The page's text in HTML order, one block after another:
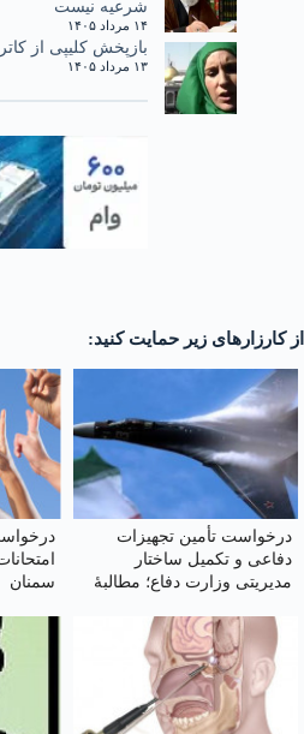
شرعیه نیست
۱۴ مرداد ۱۴۰۵
بازپخش کلیپی از
۱۳ مرداد ۱۴۰۵
از کارزارهای زیر حمایت کنید:
درخواست تأمین تجهیزات
دفاعی و تکمیل ساختار
مدیریتی وزارت دفاع؛ مطالبهٔ
سمنان